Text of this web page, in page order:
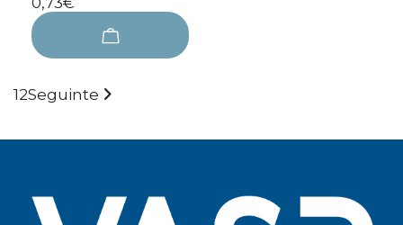
12Seguinte